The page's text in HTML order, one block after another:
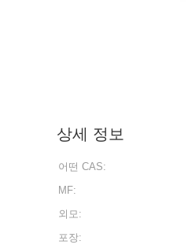
상세 정보
어떤 CAS:
MF:
외모:
포장: